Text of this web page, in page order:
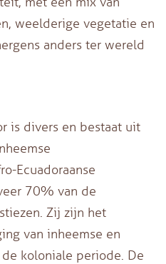
weelderige vegetatie en
anders ter wereld
is divers en bestaat uit
Ecuadoraanse
70% van de
Zij zijn het
van inheemse en
koloniale periode. De